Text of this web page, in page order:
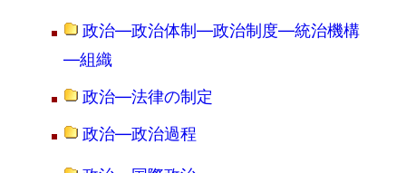
政治―政治体制―政治制度―統治機構
―組織
政治―法律の制定
政治―政治過程